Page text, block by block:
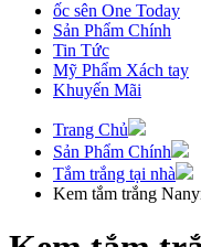
ốc sên One Today
Sản Phẩm Chính
Tin Tức
Mỹ Phẩm Xách tay
Khuyến Mãi
Trang Chủ
Sản Phẩm Chính
Tắm trắng tại nhà
Kem tắm trắng